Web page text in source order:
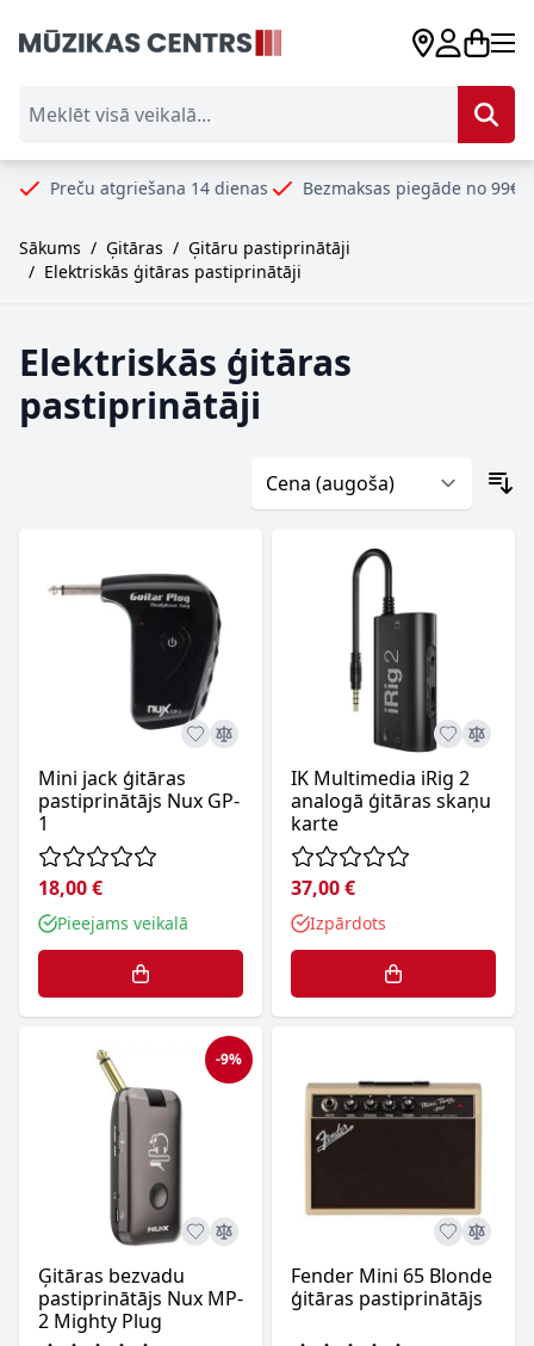
14 dienas Bezmaksas piegāde no 99€ Droši un
Sākums / Ģitāras / Ģitāru pastiprinātāji
/ Elektriskās ģitāras pastiprinātāji
Elektriskās ģitāras
pastiprinātāji
Mini jack ģitāras
pastiprinātājs Nux GP-
1
18,00 €
Pieejams veikalā
IK Multimedia iRig 2
analogā ģitāras skaņu
karte
37,00 €
Izpārdots
-9%
Ģitāras bezvadu
pastiprinātājs Nux MP-
2 Mighty Plug
Fender Mini 65 Blonde
ģitāras pastiprinātājs